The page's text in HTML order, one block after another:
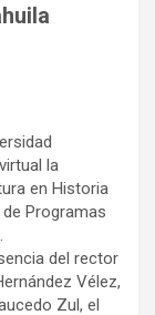
la
en Historia
Programas
del rector
Vélez,
Zul, el